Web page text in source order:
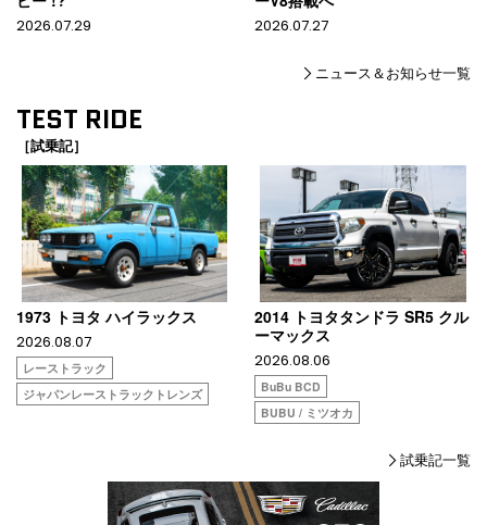
2026.07.29 2026.07.27
ニュース＆お知らせ一覧
TEST RIDE
［試乗記］
1973 トヨタ ハイラックス
2026.08.07
レーストラック
ジャパンレーストラックトレンズ
2014 トヨタタンドラ SR5 クル
ーマックス
2026.08.06
BuBu BCD
BUBU / ミツオカ
試乗記一覧